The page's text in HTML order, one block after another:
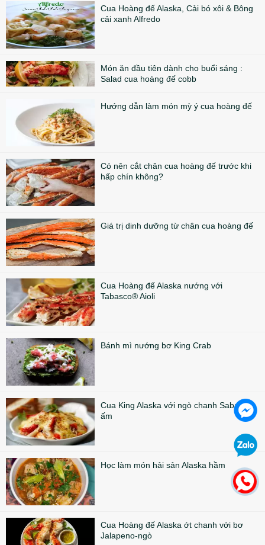
Cua Hoàng đế Alaska, Cải bó xôi & Bông
cải xanh Alfredo
Món ăn đầu tiên dành cho buổi sáng :
Salad cua hoàng đế cobb
Hướng dẫn làm món mỳ ý cua hoàng đế
Có nên cắt chân cua hoàng đế trước khi
hấp chín không?
Giá trị dinh dưỡng từ chân cua hoàng đế
Cua Hoàng đế Alaska nướng với
Tabasco® Aioli
Bánh mì nướng bơ King Crab
Cua King Alaska với ngò chanh Sabayon
ấm
Học làm món hải sản Alaska hầm
Cua Hoàng đế Alaska ớt chanh với bơ
Jalapeno-ngò